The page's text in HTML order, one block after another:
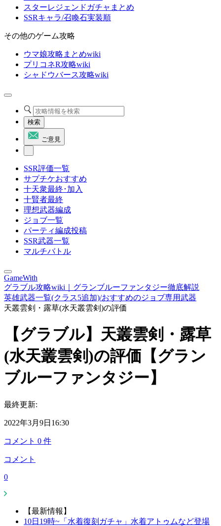
スターレジェンドガチャまとめ
SSRキャラ/召喚石実装順
その他のゲーム攻略
ウマ娘攻略まとめwiki
プリコネR攻略wiki
シャドウバース攻略wiki
検索
ご意見
SSR評価一覧
サプチケおすすめ
十天衆最終･加入
十賢者最終
理想武器編成
ジョブ一覧
パーティ編成投稿
SSR武器一覧
マルチバトル
GameWith
グラブル攻略wiki｜グランブルーファンタジー徹底解説
英雄武器一覧(クラス5追加)/おすすめのジョブ専用武器
天叢雲剣・露草(水天叢雲剣)の評価
【グラブル】天叢雲剣・露草
(水天叢雲剣)の評価【グラン
ブルーファンタジー】
最終更新:
2022年3月9日16:30
コメント 0 件
コメント
0
【最新情報】
10日19時~「水着復刻ガチャ」水着アトゥムなど登場